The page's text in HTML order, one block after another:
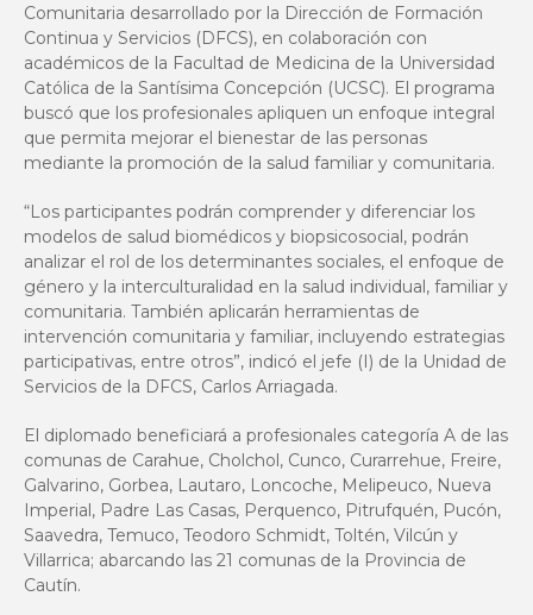
Comunitaria desarrollado por la Dirección de Formación
Continua y Servicios (DFCS), en colaboración con
académicos de la Facultad de Medicina de la Universidad
Católica de la Santísima Concepción (UCSC). El programa
buscó que los profesionales apliquen un enfoque integral
que permita mejorar el bienestar de las personas
mediante la promoción de la salud familiar y comunitaria.
“Los participantes podrán comprender y diferenciar los
modelos de salud biomédicos y biopsicosocial, podrán
analizar el rol de los determinantes sociales, el enfoque de
género y la interculturalidad en la salud individual, familiar y
comunitaria. También aplicarán herramientas de
intervención comunitaria y familiar, incluyendo estrategias
participativas, entre otros”, indicó el jefe (I) de la Unidad de
Servicios de la DFCS, Carlos Arriagada.
El diplomado beneficiará a profesionales categoría A de las
comunas de Carahue, Cholchol, Cunco, Curarrehue, Freire,
Galvarino, Gorbea, Lautaro, Loncoche, Melipeuco, Nueva
Imperial, Padre Las Casas, Perquenco, Pitrufquén, Pucón,
Saavedra, Temuco, Teodoro Schmidt, Toltén, Vilcún y
Villarrica; abarcando las 21 comunas de la Provincia de
Cautín.